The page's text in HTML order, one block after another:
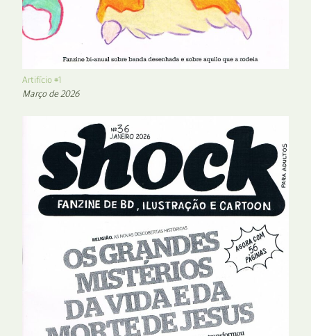
Artifício #1
Março de 2026